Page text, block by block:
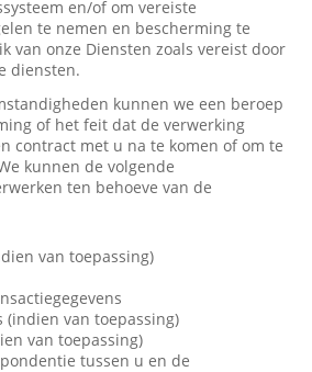
en/of om vereiste
te nemen en bescherming te
van onze Diensten zoals vereist door
diensten.
kunnen we een beroep
of het feit dat de verwerking
contract met u na te komen of om te
kunnen de volgende
ten behoeve van de
van toepassing)
(indien van toepassing)
van toepassing)
tussen u en de